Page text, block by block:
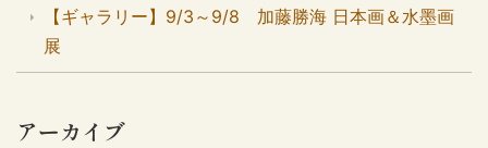
【ギャラリー】9/3～9/8 加藤勝海 日本画＆水墨画
展
アーカイブ